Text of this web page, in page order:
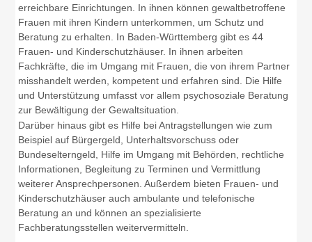
erreichbare Einrichtungen. In ihnen können gewaltbetroffene
Frauen mit ihren Kindern unterkommen, um Schutz und
Beratung zu erhalten. In Baden-Württemberg gibt es 44
Frauen- und Kinderschutzhäuser. In ihnen arbeiten
Fachkräfte, die im Umgang mit Frauen, die von ihrem Partner
misshandelt werden, kompetent und erfahren sind.
Die Hilfe
und Unterstützung umfasst vor allem psychosoziale Beratung
zur Bewältigung der Gewaltsituation.
Darüber hinaus gibt es Hilfe bei Antragstellungen wie zum
Beispiel auf Bürgergeld, Unterhaltsvorschuss oder
Bundeselterngeld, Hilfe im Umgang mit Behörden, rechtliche
Informationen, Begleitung zu Terminen und Vermittlung
weiterer Ansprechpersonen. Außerdem bieten Frauen- und
Kinderschutzhäuser auch ambulante und telefonische
Beratung an und können an spezialisierte
Fachberatungsstellen weitervermitteln.